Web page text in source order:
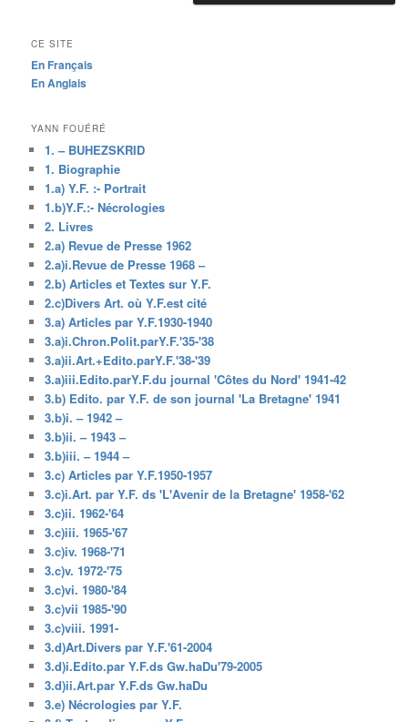
CE SITE
En Français
En Anglais
YANN FOUÉRÉ
1. – BUHEZSKRID
1. Biographie
1.a) Y.F. :- Portrait
1.b)Y.F.:- Nécrologies
2. Livres
2.a) Revue de Presse 1962
2.a)i.Revue de Presse 1968 –
2.b) Articles et Textes sur Y.F.
2.c)Divers Art. où Y.F.est cité
3.a) Articles par Y.F.1930-1940
3.a)i.Chron.Polit.parY.F.'35-'38
3.a)ii.Art.+Edito.parY.F.'38-'39
3.a)iii.Edito.parY.F.du journal 'Côtes du Nord' 1941-42
3.b) Edito. par Y.F. de son journal 'La Bretagne' 1941
3.b)i. – 1942 –
3.b)ii. – 1943 –
3.b)iii. – 1944 –
3.c) Articles par Y.F.1950-1957
3.c)i.Art. par Y.F. ds 'L'Avenir de la Bretagne' 1958-'62
3.c)ii. 1962-'64
3.c)iii. 1965-'67
3.c)iv. 1968-'71
3.c)v. 1972-'75
3.c)vi. 1980-'84
3.c)vii 1985-'90
3.c)viii. 1991-
3.d)Art.Divers par Y.F.'61-2004
3.d)i.Edito.par Y.F.ds Gw.haDu'79-2005
3.d)ii.Art.par Y.F.ds Gw.haDu
3.e) Nécrologies par Y.F.